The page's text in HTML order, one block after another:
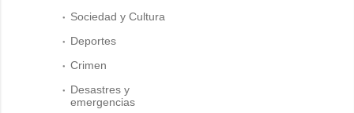
Sociedad y Cultura
Deportes
Crimen
Desastres y
emergencias